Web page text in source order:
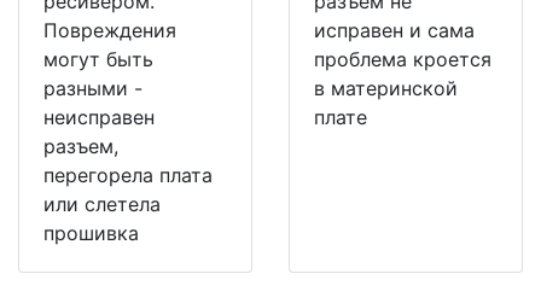
Повреждения
могут быть
разными -
неисправен
разъем,
перегорела плата
или слетела
прошивка
исправен и сама
проблема кроется
в материнской
плате